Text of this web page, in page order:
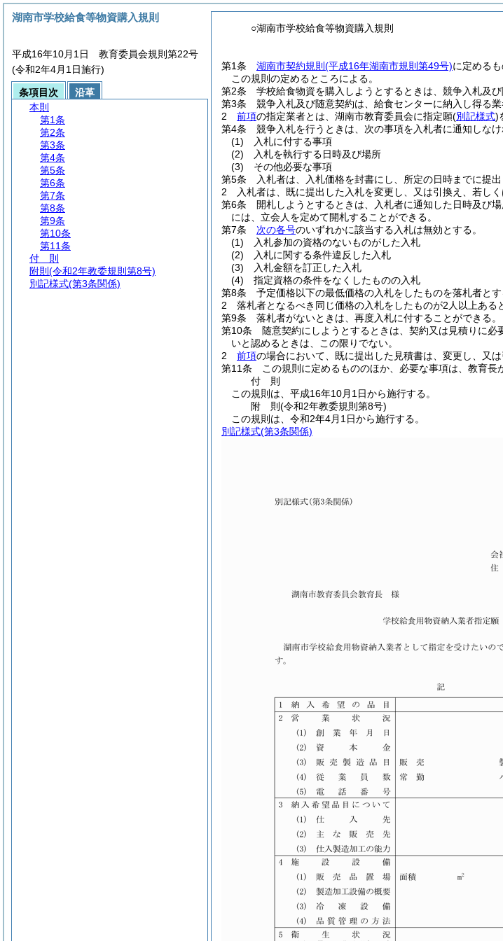
○湖南市学校給食等物資購入規則
第1条
湖南市契約規則 (平成16年湖南市規則第49号)に定める
この規則の定めるところによる。
第2条
学校給食物資を購入しようとするときは、競争入札及
第3条
競争入札及び随意契約は、給食センターに納入し得る
2
前項の指定業者とは、湖南市教育委員会に指定願(別記様式)
第4条
競争入札を行うときは、次の事項を入札者に通知しなけ
(1)
入札に付する事項
(2)
入札を執行する日時及び場所
(3)
その他必要な事項
第5条
入札者は、入札価格を封書にし、所定の日時までに提出
2
入札者は、既に提出した入札を変更し、又は引換え、若し
第6条
開札しようとするときは、入札者に通知した日時及び
には、立会人を定めて開札することができる。
第7条
次の各号のいずれかに該当する入札は無効とする。
(1)
入札参加の資格のないものがした入札
(2)
入札に関する条件違反した入札
(3)
入札金額を訂正した入札
(4)
指定資格の条件をなくしたものの入札
第8条
予定価格以下の最低価格の入札をしたものを落札者とす
2
落札者となるべき同じ価格の入札をしたものが2人以上ある
第9条
落札者がないときは、再度入札に付することができる。
第10条
随意契約にしようとするときは、契約又は見積りに必
いと認めるときは、この限りでない。
2
前項の場合において、既に提出した見積書は、変更し、又
第11条
この規則に定めるもののほか、必要な事項は、教育長
付 則
この規則は、平成16年10月1日から施行する。
附 則(令和2年教委規則第8号)
この規則は、令和2年4月1日から施行する。
別記様式(第3条関係)
湖南市学校給食等物資購入規則
平成16年10月1日 教育委員会規則第22号
(令和2年4月1日施行)
条項目次
沿革
本則
第1条
第2条
第3条
第4条
第5条
第6条
第7条
第8条
第9条
第10条
第11条
付 則
附則 (令和2年教委規則第8号)
別記様式(第3条関係)